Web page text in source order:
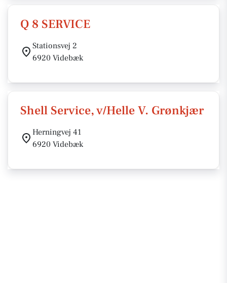
Q 8 SERVICE
Stationsvej 2
6920 Videbæk
Shell Service, v/Helle V. Grønkjær
Herningvej 41
6920 Videbæk